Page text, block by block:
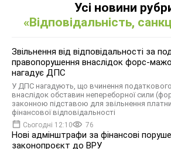
Усі новини
«Відповідальність,
Звільнення від відповідальності за
правопорушення внаслідок форс-
нагадує ДПС
У ДПС нагадують, що вчинення
внаслідок обставин непереборної сили
законною підставою для звільнення
фінансової відповідальності
Сьогодні 12:10 76
Нові адмінштрафи за фінансові
законопроєкт до ВРУ